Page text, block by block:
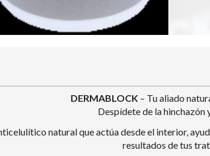
DERMABLOCK – Tu aliado
Despídete de la hinchazón
natural que actúa desde el interior,
resultados de tus